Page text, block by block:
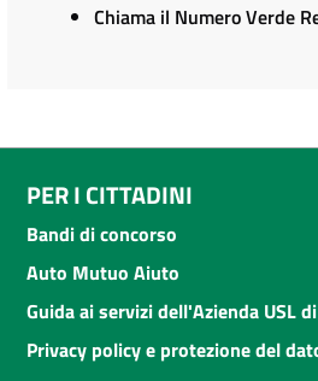
Chiama il Numero Verde
PER I CITTADINI
Bandi di concorso
Auto Mutuo Aiuto
Guida ai servizi dell'Azienda USL
Privacy policy e protezione del